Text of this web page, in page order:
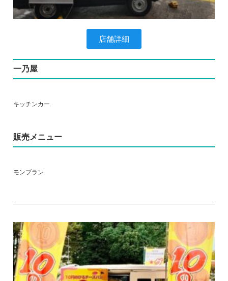
店舗詳細
一乃屋
キッチンカー
販売メニュー
モンブラン